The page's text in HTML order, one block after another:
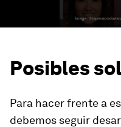
Posibles
Para hacer frente a
debemos seguir